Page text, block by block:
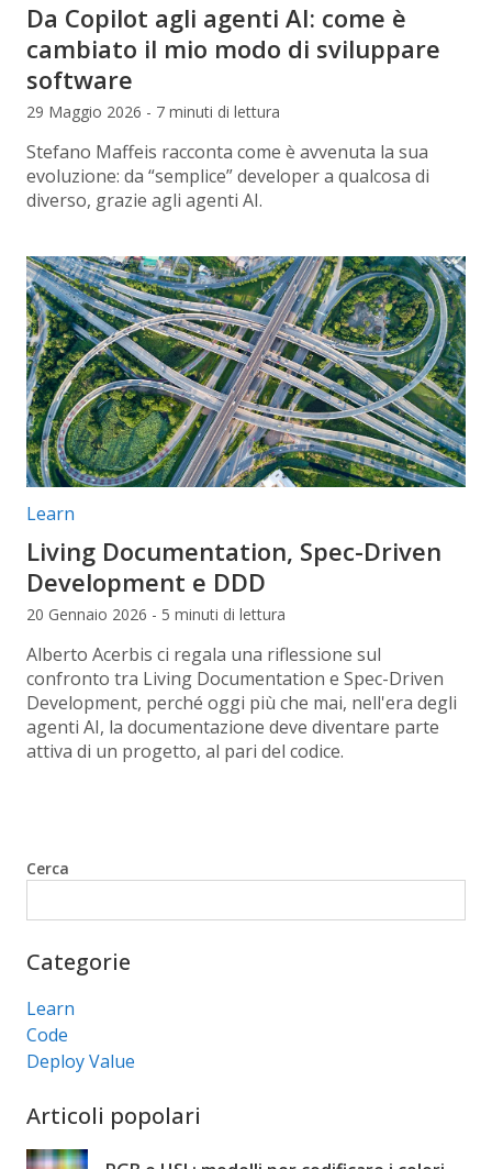
Da Copilot agli agenti AI: come è
cambiato il mio modo di sviluppare
software
29 Maggio 2026 - 7 minuti di lettura
Stefano Maffeis racconta come è avvenuta la sua
evoluzione: da “semplice” developer a qualcosa di
diverso, grazie agli agenti AI.
Categorie articolo:
Learn
Living Documentation, Spec-Driven
Development e DDD
20 Gennaio 2026 - 5 minuti di lettura
Alberto Acerbis ci regala una riflessione sul
confronto tra Living Documentation e Spec-Driven
Development, perché oggi più che mai, nell'era degli
agenti AI, la documentazione deve diventare parte
attiva di un progetto, al pari del codice.
Cerca
Categorie
Learn
Code
Deploy Value
Articoli popolari